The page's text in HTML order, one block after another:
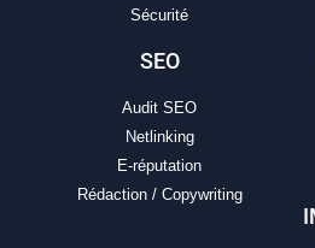
Sécurité
SEO
Audit SEO
Netlinking
E-réputation
Rédaction / Copywriting